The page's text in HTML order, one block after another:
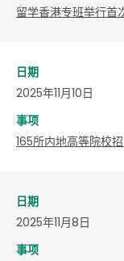
留学香港专班举行首
日期
2025年11月10日
事项
165所内地高等院校
日期
2025年11月8日
事项